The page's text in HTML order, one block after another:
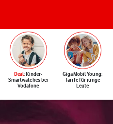
Deal: Kinder-
Smartwatches bei
Vodafone
GigaMobil Young:
Tarife für junge
Leute